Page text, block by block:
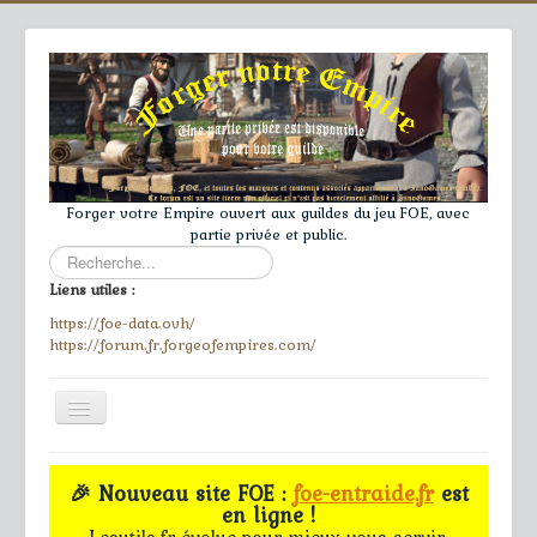
Forger votre Empire ouvert aux guildes du jeu FOE, avec
partie privée et public.
Rechercher
Liens utiles :
https://foe-data.ovh/
https://forum.fr.forgeofempires.com/
Toggle
Navigation
≡
Accueil
🎉 Nouveau site FOE :foe-entraide.frest
en ligne !